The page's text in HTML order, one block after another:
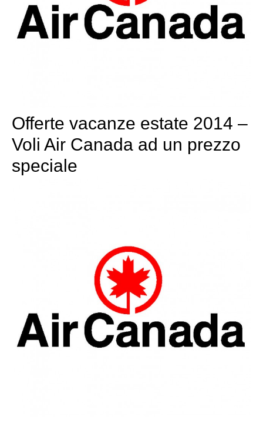
Offerte vacanze estate 2014 –
Voli Air Canada ad un prezzo
speciale